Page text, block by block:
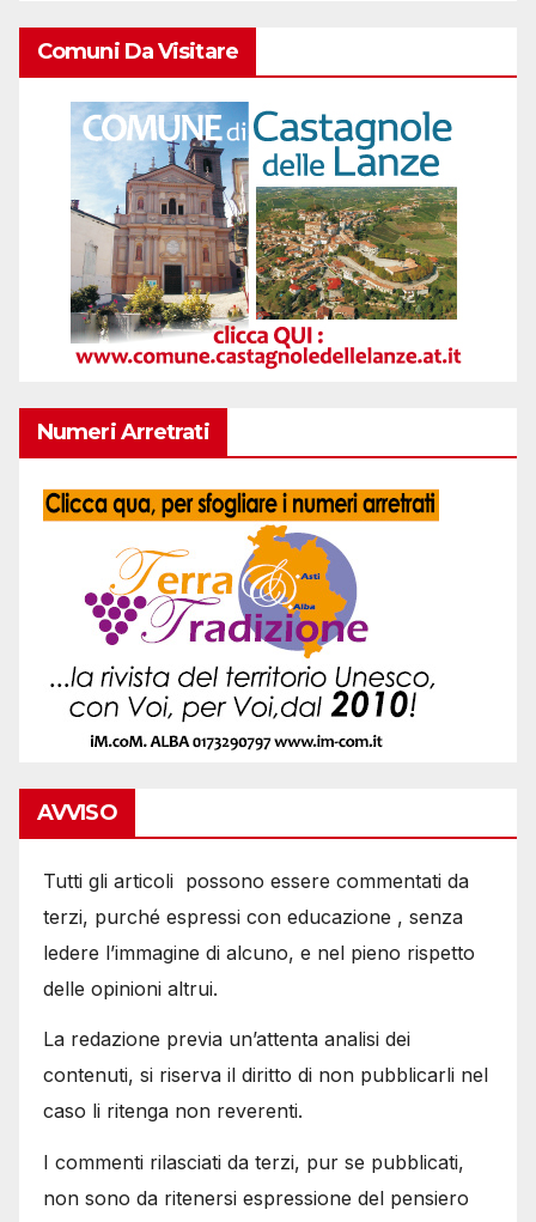
Comuni Da Visitare
Numeri Arretrati
AVVISO
Tutti gli articoli possono essere commentati da
terzi, purché espressi con educazione , senza
ledere l’immagine di alcuno, e nel pieno rispetto
delle opinioni altrui.
La redazione previa un’attenta analisi dei
contenuti, si riserva il diritto di non pubblicarli nel
caso li ritenga non reverenti.
I commenti rilasciati da terzi, pur se pubblicati,
non sono da ritenersi espressione del pensiero